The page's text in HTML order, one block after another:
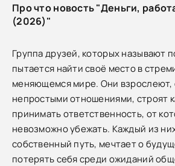
Про что новость "Деньги,
(2026)"
Группа друзей, которых называют
пытается найти своё место в
меняющемся мире. Они взрослеют,
непростыми отношениями, строят
принимать ответственность, от
невозможно убежать. Каждый из
собственный путь, мечтает о
потерять себя среди ожиданий